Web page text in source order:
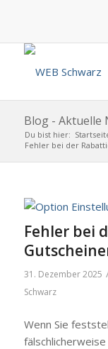
Blog - Aktuelle
Du bist hier:
Fehler bei der
Fehler bei
31. Dezember 2025
Schwarz
Wenn Sie